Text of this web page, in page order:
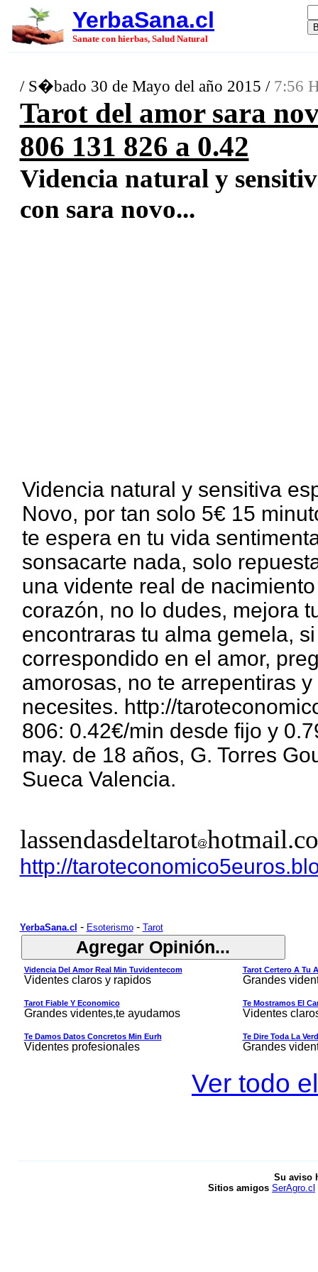
YerbaSana.cl
Sanate con hierbas, Salud Natural
/ S�bado 30 de Mayo del año 2015 / 7:56
Tarot del amor sara
806 131 826 a 0.42
Videncia natural y
con sara novo...
Videncia natural y sensitiva
Novo, por tan solo 5€ 15
te espera en tu vida
sonsacarte nada, solo
una vidente real de
corazón, no lo dudes, mejora
encontraras tu alma gemela,
correspondido en el amor,
amorosas, no te arrepentiras
necesites. http://
806: 0.42€/min desde fijo y
may. de 18 años, G. Torres
Sueca Valencia.
lassendasdeltarot
http://
YerbaSana.cl - Esoterismo- Tarot
Videncia Del Amor Real Min Tuvidentecom
Videntes claros y rapidos
Tarot Certero A Tu
Grandes
Tarot Fiable Y Economico
Grandes videntes,te ayudamos
Te Mostramos El
Videntes
Te Damos Datos Concretos Min Eurh
Videntes profesionales
Te Dire Toda La
Grandes
Ver todo
Su aviso
Sitios amigos SerAgro.cl